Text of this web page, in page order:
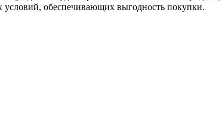
условий, обеспечивающих выгодность покупки.